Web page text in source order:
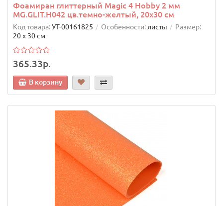
Фоамиран глиттерный Magic 4 Hobby 2 мм
MG.GLIT.H042 цв.темно-желтый, 20х30 см
Код товара:УТ-00161825 Особенности: листы
Размер:
20 х 30 см
365.33р.
В корзину